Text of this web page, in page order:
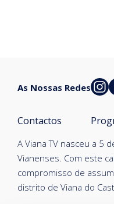
A Viana TV nasceu a 5
Vianenses. Com este
compromisso de
distrito de Viana do
Contactos
As Nossas Redes